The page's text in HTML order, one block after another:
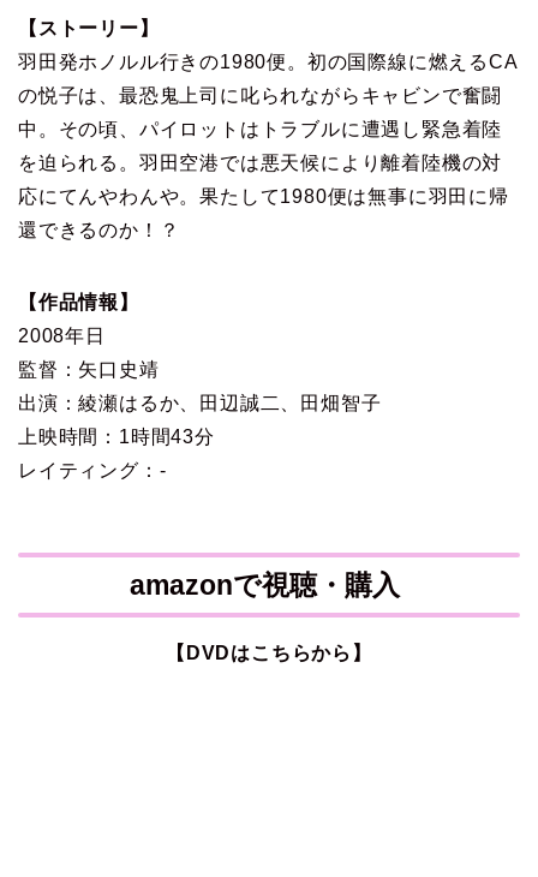
【ストーリー】
羽田発ホノルル行きの1980便。初の国際線に燃えるCA
の悦子は、最恐鬼上司に叱られながらキャビンで奮闘
中。その頃、パイロットはトラブルに遭遇し緊急着陸
を迫られる。羽田空港では悪天候により離着陸機の対
応にてんやわんや。果たして1980便は無事に羽田に帰
還できるのか！？
【作品情報】
2008年日
監督：矢口史靖
出演：綾瀬はるか、田辺誠二、田畑智子
上映時間：1時間43分
レイティング：-
amazonで視聴・購入
【DVDはこちらから】